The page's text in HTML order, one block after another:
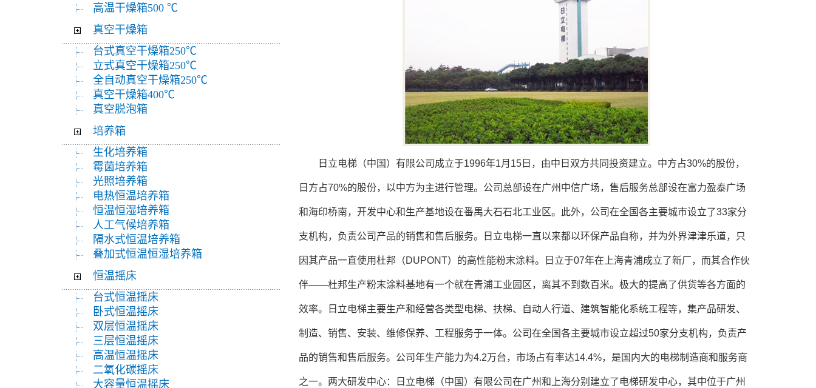
高温干燥箱500 ℃
真空干燥箱
台式真空干燥箱250℃
立式真空干燥箱250℃
全自动真空干燥箱250℃
真空干燥箱400℃
真空脱泡箱
培养箱
生化培养箱
霉菌培养箱
光照培养箱
电热恒温培养箱
恒温恒湿培养箱
人工气候培养箱
隔水式恒温培养箱
叠加式恒温恒湿培养箱
恒温摇床
台式恒温摇床
卧式恒温摇床
双层恒温摇床
三层恒温摇床
高温恒温摇床
二氧化碳摇床
大容量恒温摇床
日立电梯（中国）有限公司成立于1996年1月15日，由中日双方共同投资建立。中方占30%的股份，
日方占70%的股份，以中方为主进行管理。公司总部设在广州中信广场，售后服务总部设在富力盈泰广场
和海印桥南，开发中心和生产基地设在番禺大石石北工业区。此外，公司在全国各主要城市设立了33家分
支机构，负责公司产品的销售和售后服务。日立电梯一直以来都以环保产品自称，并为外界津津乐道，只
因其产品一直使用杜邦（DUPONT）的高性能粉末涂料。日立于07年在上海青浦成立了新厂，而其合作伙
伴——杜邦生产粉末涂料基地有一个就在青浦工业园区，离其不到数百米。极大的提高了供货等各方面的
效率。日立电梯主要生产和经营各类型电梯、扶梯、自动人行道、建筑智能化系统工程等，集产品研发、
制造、销售、安装、维修保养、工程服务于一体。公司在全国各主要城市设立超过50家分支机构，负责产
品的销售和售后服务。公司年生产能力为4.2万台，市场占有率达14.4%，是国内大的电梯制造商和服务商
之一。两大研发中心：日立电梯（中国）有限公司在广州和上海分别建立了电梯研发中心，其中位于广州